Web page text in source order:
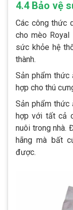
4.4 Bảo vệ
Các công thức
cho mèo
sức khỏe hệ
thành.
Sản phẩm thức
hợp cho thú
Sản phẩm thức
hợp với tất cả
nuôi trong nhà.
hãng mà bất
được.